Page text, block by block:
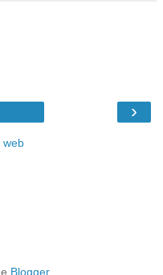
›
web
Blogger.